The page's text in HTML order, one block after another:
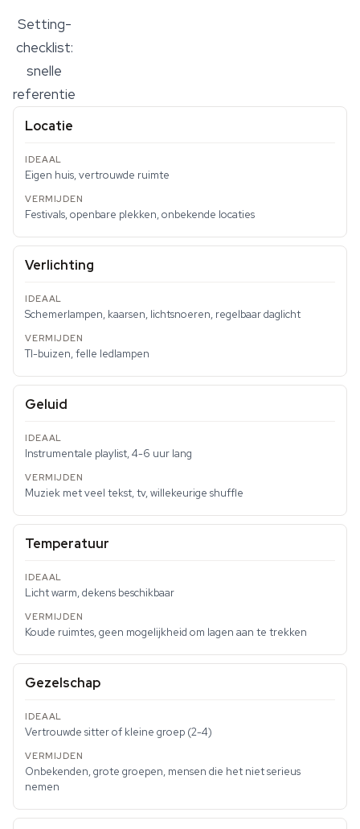
Setting-
checklist:
snelle
referentie
Locatie
Eigen huis, vertrouwde ruimte
Festivals, openbare plekken, onbekende locaties
Verlichting
Schemerlampen, kaarsen, lichtsnoeren, regelbaar daglicht
Tl-buizen, felle ledlampen
Geluid
Instrumentale playlist, 4-6 uur lang
Muziek met veel tekst, tv, willekeurige shuffle
Temperatuur
Licht warm, dekens beschikbaar
Koude ruimtes, geen mogelijkheid om lagen aan te trekken
Gezelschap
Vertrouwde sitter of kleine groep (2-4)
Onbekenden, grote groepen, mensen die het niet serieus
nemen